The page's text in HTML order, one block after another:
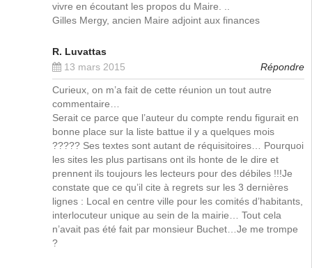
vivre en écoutant les propos du Maire. ..
Gilles Mergy, ancien Maire adjoint aux finances
R. Luvattas
13 mars 2015
Répondre
Curieux, on m’a fait de cette réunion un tout autre
commentaire…
Serait ce parce que l’auteur du compte rendu figurait en
bonne place sur la liste battue il y a quelques mois
????? Ses textes sont autant de réquisitoires… Pourquoi
les sites les plus partisans ont ils honte de le dire et
prennent ils toujours les lecteurs pour des débiles !!!Je
constate que ce qu’il cite à regrets sur les 3 dernières
lignes : Local en centre ville pour les comités d’habitants,
interlocuteur unique au sein de la mairie… Tout cela
n’avait pas été fait par monsieur Buchet…Je me trompe
?